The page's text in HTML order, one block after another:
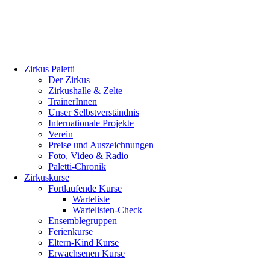
Zirkus Paletti
Der Zirkus
Zirkushalle & Zelte
TrainerInnen
Unser Selbstverständnis
Internationale Projekte
Verein
Preise und Auszeichnungen
Foto, Video & Radio
Paletti-Chronik
Zirkuskurse
Fortlaufende Kurse
Warteliste
Wartelisten-Check
Ensemblegruppen
Ferienkurse
Eltern-Kind Kurse
Erwachsenen Kurse